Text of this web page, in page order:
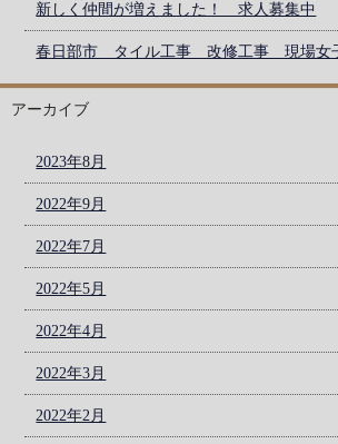
新しく仲間が増えました！ 求人募集中
春日部市 タイル工事 改修工事 現場女
アーカイブ
2023年8月
2022年9月
2022年7月
2022年5月
2022年4月
2022年3月
2022年2月